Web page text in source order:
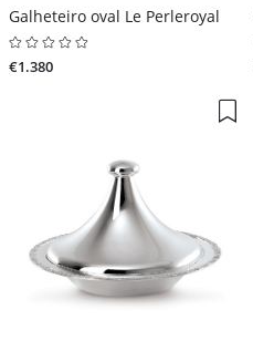
Galheteiro oval Le Perleroyal
€1.380